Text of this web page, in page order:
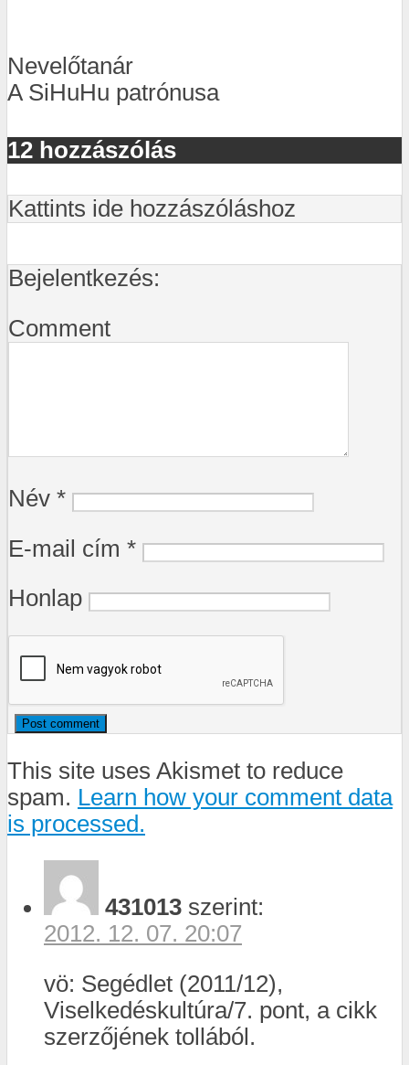
Nevelőtanár
A SiHuHu patrónusa
12 hozzászólás
Kattints ide hozzászóláshoz
Bejelentkezés:
Comment
Név *
E-mail cím *
Honlap
This site uses Akismet to reduce
spam. Learn how your comment data
is processed.
431013 szerint:
2012. 12. 07. 20:07
vö: Segédlet (2011/12),
Viselkedéskultúra/7. pont, a cikk
szerzőjének tollából.